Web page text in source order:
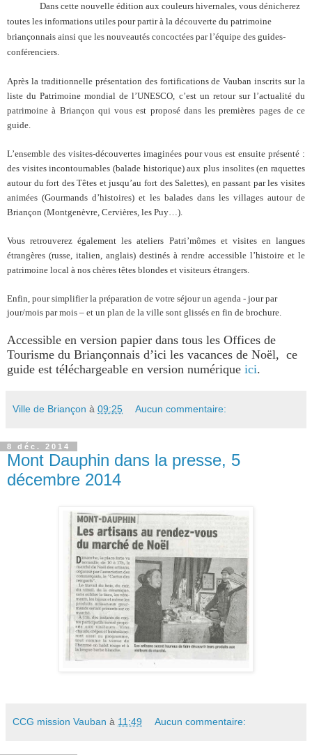
Dans cette nouvelle édition aux couleurs hivernales, vous dénicherez
toutes les informations utiles pour partir à la découverte du patrimoine
briançonnais ainsi que les nouveautés concoctées par l’équipe des guides-
conférenciers.
Après la traditionnelle présentation des fortifications de Vauban inscrits sur la
liste du Patrimoine mondial de l’UNESCO, c’est un retour sur l’actualité du
patrimoine à Briançon qui vous est proposé dans les premières pages de ce
guide.
L’ensemble des visites-découvertes imaginées pour vous est ensuite présenté :
des visites incontournables (balade historique) aux plus insolites (en raquettes
autour du fort des Têtes et jusqu’au fort des Salettes), en passant par les visites
animées (Gourmands d’histoires) et les balades dans les villages autour de
Briançon (Montgenèvre, Cervières, les Puy…).
Vous retrouverez également les ateliers Patri’mômes et visites en langues
étrangères (russe, italien, anglais) destinés à rendre accessible l’histoire et le
patrimoine local à nos chères têtes blondes et visiteurs étrangers.
Enfin, pour simplifier la préparation de votre séjour un agenda - jour par
jour/mois par mois – et un plan de la ville sont glissés en fin de brochure.
Accessible en version papier dans tous les Offices de
Tourisme du Briançonnais d’ici les vacances de Noël, ce
guide est téléchargeable en version numérique ici.
Ville de Briançon à 09:25 Aucun commentaire:
8 déc. 2014
Mont Dauphin dans la presse, 5
décembre 2014
CCG mission Vauban à 11:49 Aucun commentaire: